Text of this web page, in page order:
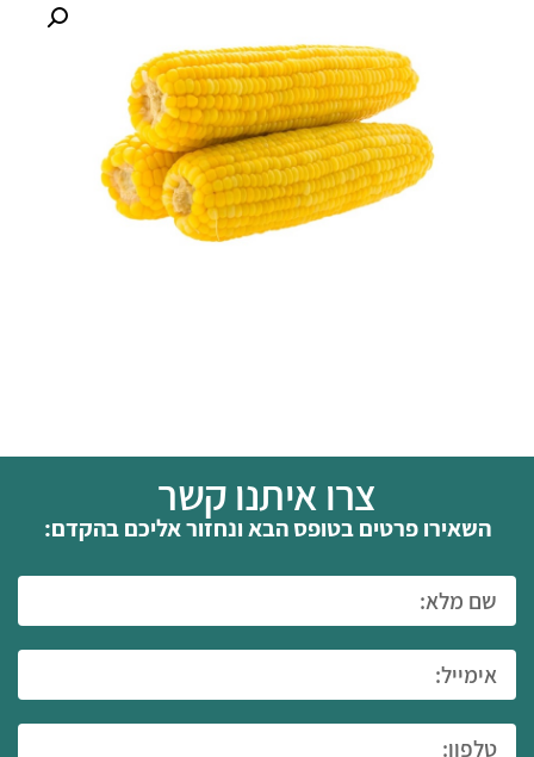
צרו איתנו קשר
השאירו פרטים בטופס הבא ונחזור אליכם בהקדם: